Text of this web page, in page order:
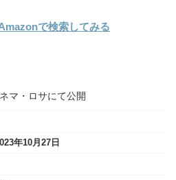
で検索してみる
マ・ロサにて公開
年10月27日